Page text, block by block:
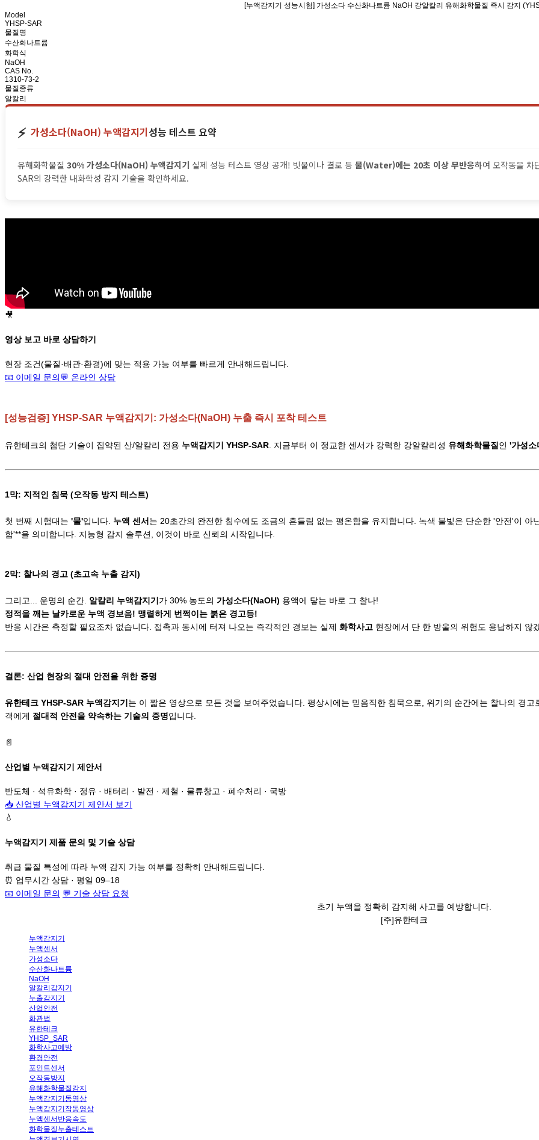
[누액감지기 성능시험] 가성소다 수산화나트륨 NaOH 강알칼리 유해화학물질 즉시 감지
Model
YHSP-SAR
물질명
수산화나트륨
화학식
NaOH
CAS No.
1310-73-2
물질종류
알칼리
⚡️ 가성소다(NaOH) 누액감지기성능 테스트 요약
유해화학물질 30% 가성소다(NaOH) 누액감지기 실제 성능 테스트 영상 공개! 빗물이나 결로 등 물(Water)에는 20초 이상 무반응하여 오작동을 차
SAR의 강력한 내화학성 감지 기술을 확인하세요.
🎥
영상 보고 바로 상담하기
현장 조건(물질·배관·환경)에 맞는 적용 가능 여부를 빠르게 안내해드립니다.
📧 이메일 문의💬 온라인 상담
[성능검증] YHSP-SAR 누액감지기: 가성소다(NaOH) 누출 즉시 포착 테스트
유한테크의 첨단 기술이 집약된 산/알칼리 전용 누액감지기 YHSP-SAR . 지금부터 이 정교한 센서가 강력한 강알칼리성 유해화학물질 인 '가성소
1막: 지적인 침묵 (오작동 방지 테스트)
첫 번째 시험대는 '물'입니다. 누액 센서 는 20초간의 완전한 침수에도 조금의 흔들림 없는 평온함을 유지합니다. 녹색 불빛은 단순한 '안전'이 아
함'**을 의미합니다. 지능형 감지 솔루션, 이것이 바로 신뢰의 시작입니다.
2막: 찰나의 경고 (초고속 누출 감지)
그리고... 운명의 순간. 알칼리 누액감지기 가 30% 농도의 가성소다(NaOH) 용액에 닿는 바로 그 찰나!
정적을 깨는 날카로운 누액 경보음! 맹렬하게 번쩍이는 붉은 경고등!
반응 시간은 측정할 필요조차 없습니다. 접촉과 동시에 터져 나오는 즉각적인 경보는 실제 화학사고 현장에서 단 한 방울의 위험도 용납하지 않
결론: 산업 현장의 절대 안전을 위한 증명
유한테크 YHSP-SAR 누액감지기 는 이 짧은 영상으로 모든 것을 보여주었습니다. 평상시에는 믿음직한 침묵으로, 위기의 순간에는 찰나의 경고
객에게 절대적 안전을 약속하는 기술의 증명입니다.
📄
산업별 누액감지기 제안서
반도체 · 석유화학 · 정유 · 배터리 · 발전 · 제철 · 물류창고 · 폐수처리 · 국방
📥 산업별 누액감지기 제안서 보기
💧
누액감지기 제품 문의 및 기술 상담
취급 물질 특성에 따라 누액 감지 가능 여부를 정확히 안내해드립니다.
⏰ 업무시간 상담 · 평일 09–18
📧 이메일 문의 💬 기술 상담 요청
초기 누액을 정확히 감지해 사고를 예방합니다.
[주]유한테크
누액감지기
누액센서
가성소다
수산화나트륨
NaOH
알칼리감지기
누출감지기
산업안전
화관법
유한테크
YHSP_SAR
화학사고예방
환경안전
포인트센서
오작동방지
유해화학물질감지
누액감지기동영상
누액감지기작동영상
누액센서반응속도
화학물질누출테스트